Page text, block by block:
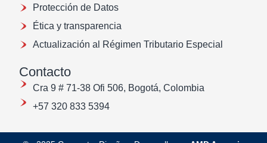
Protección de Datos
Ética y transparencia
Actualización al Régimen Tributario Especial
Contacto
Cra 9 # 71-38 Ofi 506, Bogotá, Colombia
+57 320 833 5394